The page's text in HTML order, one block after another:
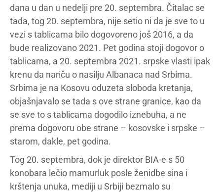
dana u dan u nedelji pre 20. septembra. Čitalac se
tada, tog 20. septembra, nije setio ni da je sve to u
vezi s tablicama bilo dogovoreno još 2016, a da
bude realizovano 2021. Pet godina stoji dogovor o
tablicama, a 20. septembra 2021. srpske vlasti ipak
krenu da nariču o nasilju Albanaca nad Srbima.
Srbima je na Kosovu oduzeta sloboda kretanja,
objašnjavalo se tada s ove strane granice, kao da
se sve to s tablicama dogodilo iznebuha, a ne
prema dogovoru obe strane – kosovske i srpske –
starom, dakle, pet godina.
Tog 20. septembra, dok je direktor BIA-e s 50
konobara lečio mamurluk posle ženidbe sina i
krštenja unuka, mediji u Srbiji bezmalo su